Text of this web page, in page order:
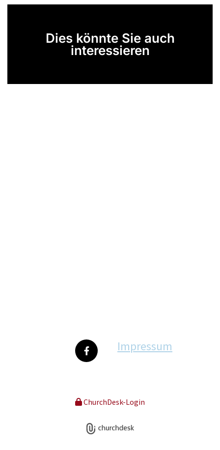
Dies könnte Sie auch
interessieren
Impressum
ChurchDesk-Login